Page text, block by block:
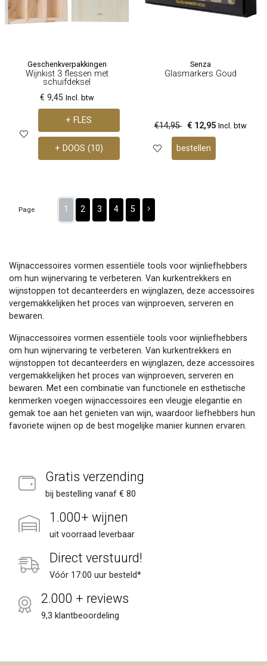
Geschenkverpakkingen
Wijnkist 3 flessen met
schuifdeksel
€ 9,45 Incl. btw
+ FLES
+ DOOS (10)
Senza
Glasmarkers Goud
€14,95 € 12,95 Incl. btw
bestellen
Page 1 2 3 4 5
Wijnaccessoires vormen essentiële tools voor wijnliefhebbers
om hun wijnervaring te verbeteren. Van kurkentrekkers en
wijnstoppen tot decanteerders en wijnglazen, deze accessoires
vergemakkelijken het proces van wijnproeven, serveren en
bewaren.
Wijnaccessoires vormen essentiële tools voor wijnliefhebbers
om hun wijnervaring te verbeteren. Van kurkentrekkers en
wijnstoppen tot decanteerders en wijnglazen, deze accessoires
vergemakkelijken het proces van wijnproeven, serveren en
bewaren. Met een combinatie van functionele en esthetische
kenmerken voegen wijnaccessoires een vleugje elegantie en
gemak toe aan het genieten van wijn, waardoor liefhebbers hun
favoriete wijnen op de best mogelijke manier kunnen ervaren.
Gratis verzending
bij bestelling vanaf € 80
1.000+ wijnen
uit voorraad leverbaar
Direct verstuurd!
Vóór 17:00 uur besteld*
2.000 + reviews
9,3 klantbeoordeling